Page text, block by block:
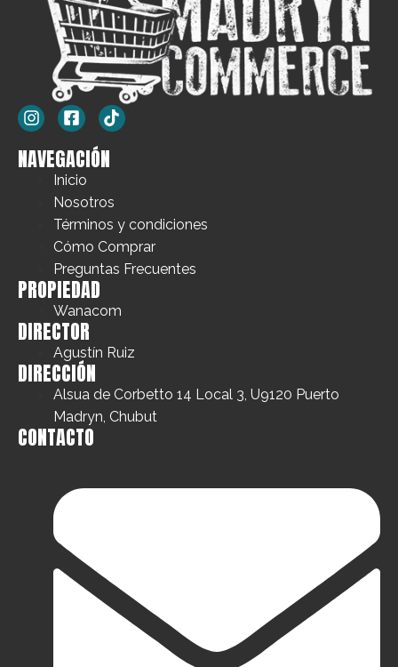
NAVEGACIÓN
Inicio
Nosotros
Términos y condiciones
Cómo Comprar
Preguntas Frecuentes
PROPIEDAD
Wanacom
DIRECTOR
Agustín Ruiz
DIRECCIÓN
Alsua de Corbetto 14 Local 3, U9120 Puerto
Madryn, Chubut
CONTACTO